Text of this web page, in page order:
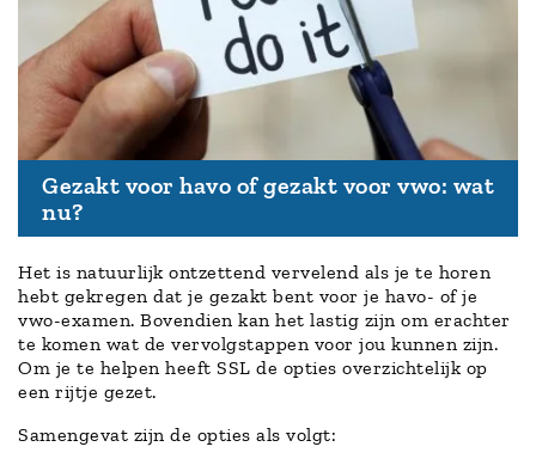
Gezakt voor havo of gezakt voor vwo: wat
nu?
Het is natuurlijk ontzettend vervelend als je te horen
hebt gekregen dat je gezakt bent voor je havo- of je
vwo-examen. Bovendien kan het lastig zijn om erachter
te komen wat de vervolgstappen voor jou kunnen zijn.
Om je te helpen heeft SSL de opties overzichtelijk op
een rijtje gezet.
Samengevat zijn de opties als volgt: